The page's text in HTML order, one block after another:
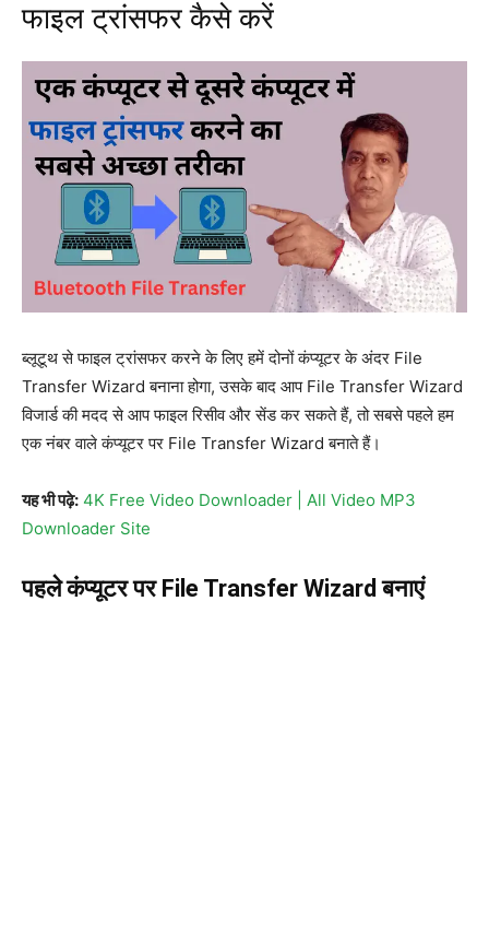
फाइल ट्रांसफर कैसे करें
ब्लूटूथ से फाइल ट्रांसफर करने के लिए हमें दोनों कंप्यूटर के अंदर File
Transfer Wizard बनाना होगा, उसके बाद आप File Transfer Wizard
विजार्ड की मदद से आप फाइल रिसीव और सेंड कर सकते हैं, तो सबसे पहले हम
एक नंबर वाले कंप्यूटर पर File Transfer Wizard बनाते हैं।
यह भी पढ़े: 4K Free Video Downloader | All Video MP3
Downloader Site
पहले कंप्यूटर पर File Transfer Wizard बनाएं